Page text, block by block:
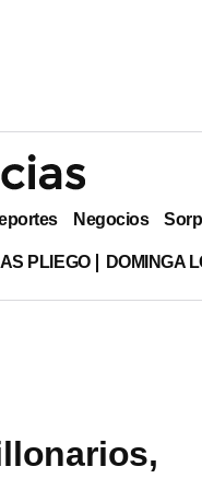
Negocios
PLIEGO DOMINGA